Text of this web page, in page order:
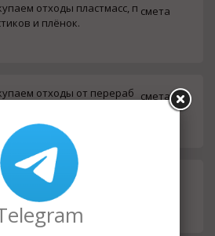
отходы пластмасс, п
и плёнок.
смета
отходы от перераб
и этикеток
смета
и продажа ПЭТ
цвета.